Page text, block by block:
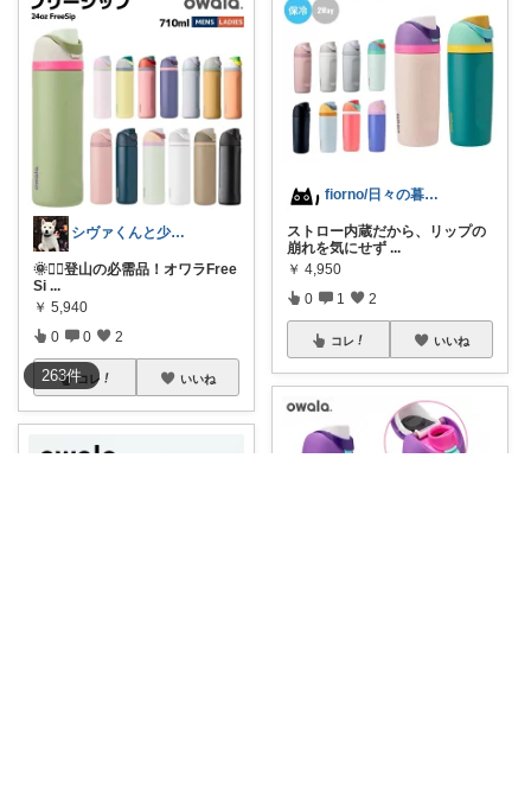
263件
シヴァくんと少佐のROOM
🌞🚶‍♀️登山の必需品！オワラFree
Si ...
￥ 5,940
0 0 2
コレ いいね
fiorno/日々の暮らしに
ストロー内蔵だから、リップの
崩れを気にせず ...
￥ 4,950
0 1 2
コレ いいね